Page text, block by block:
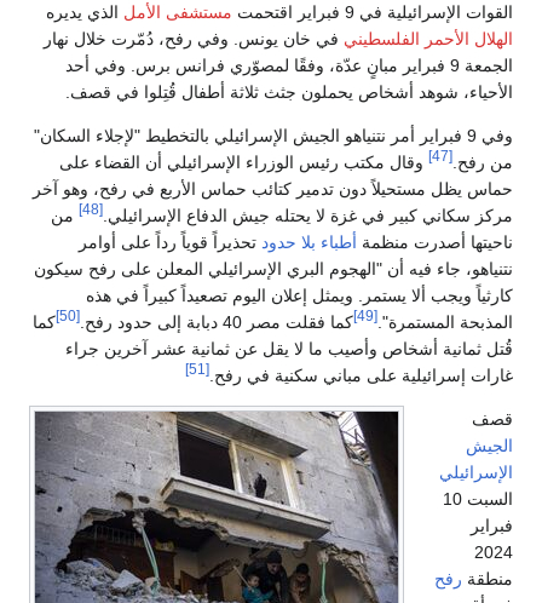
القوات الإسرائيلية في 9 فبراير اقتحمت
مستشفى الأمل الذي يديره
الهلال الأحمر الفلسطيني في خان يونس. وفي رفح، دُمّرت خلال نهار
الجمعة 9 فبراير مبانٍ عدّة، وفقًا لمصوّري فرانس برس. وفي أحد
الأحياء، شوهد أشخاص يحملون جثث ثلاثة أطفال قُتِلوا في قصف.
وفي 9 فبراير أمر نتنياهو الجيش الإسرائيلي بالتخطيط "لإجلاء السكان"
من رفح. [47]
وقال مكتب رئيس الوزراء الإسرائيلي أن القضاء على
حماس يظل مستحيلاً دون تدمير كتائب حماس الأربع في رفح، وهو آخر
مركز سكاني كبير في غزة لا يحتله جيش الدفاع الإسرائيلي. [48]
من
ناحيتها أصدرت منظمة أطباء بلا حدود تحذيراً قوياً رداً على أوامر
نتنياهو، جاء فيه أن "الهجوم البري الإسرائيلي المعلن على رفح سيكون
كارثياً ويجب ألا يستمر. ويمثل إعلان اليوم تصعيداً كبيراً في هذه
المذبحة المستمرة". [49] كما فقلت مصر 40 دبابة إلى حدود رفح. [50]
كما
قُتل ثمانية أشخاص وأصيب ما لا يقل عن ثمانية عشر آخرين جراء
غارات إسرائيلية على مباني سكنية في رفح. [51]
قصف
الجيش
الإسرائيلي
السبت 10
فبراير
2024
منطقة رفح